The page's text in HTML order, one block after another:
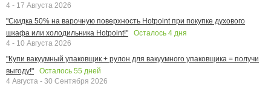
4 - 17 Августа 2026
"Скидка 50% на варочную поверхность Hotpoint при покупке духового
шкафа или холодильника Hotpoint!"
Осталось 4 дня
4 - 10 Августа 2026
"Купи вакуумный упаковщик + рулон для вакуумного упаковщика = получи
выгоду!"
Осталось 55 дней
4 Августа - 30 Сентября 2026